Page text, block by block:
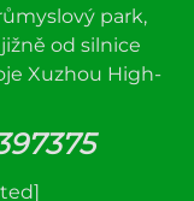
park,
od silnice
Xuzhou High-